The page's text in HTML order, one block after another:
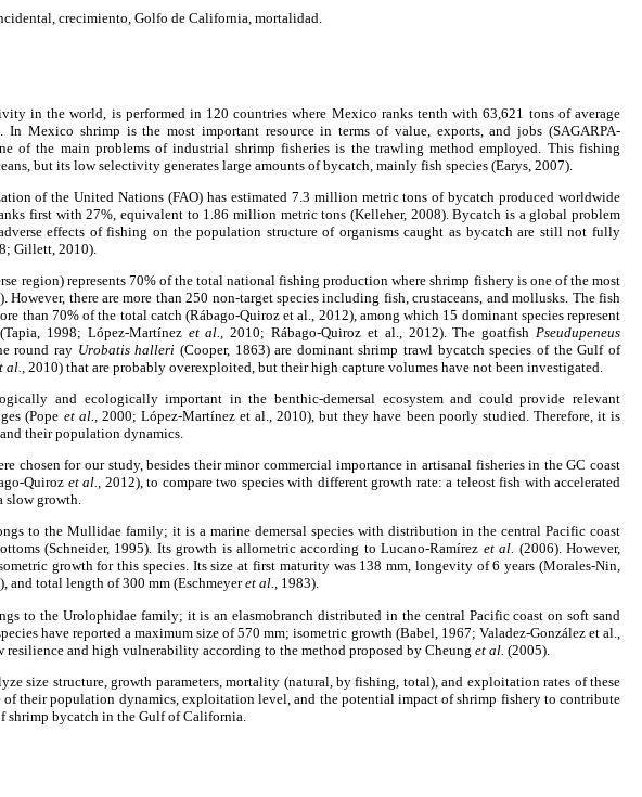
crecimiento, Golfo de California, mortalidad.
in the world, is performed in 120 countries where Mexico ranks tenth with 63,621 tons of average
In Mexico shrimp is the most important resource in terms of value, exports, and jobs (SAGARPA-
of the main problems of industrial shrimp fisheries is the trawling method employed. This fishing
but its low selectivity generates large amounts of bycatch, mainly fish species (Earys, 2007).
of the United Nations (FAO) has estimated 7.3 million metric tons of bycatch produced worldwide
first with 27%, equivalent to 1.86 million metric tons (Kelleher, 2008). Bycatch is a global problem
effects of fishing on the population structure of organisms caught as bycatch are still not fully
Gillett, 2010).
region) represents 70% of the total national fishing production where shrimp fishery is one of the most
However, there are more than 250 non-target species including fish, crustaceans, and mollusks. The fish
than 70% of the total catch (Rábago-Quiroz et al., 2012), among which 15 dominant species represent
1998; López-Martínez et al., 2010; Rábago-Quiroz et al., 2012). The goatfish Pseudupeneus
round ray Urobatis halleri (Cooper, 1863) are dominant shrimp trawl bycatch species of the Gulf of
al., 2010) that are probably overexploited, but their high capture volumes have not been investigated.
and ecologically important in the benthic-demersal ecosystem and could provide relevant
(Pope et al.,2000; López-Martínez et al., 2010), but they have been poorly studied. Therefore, it is
their population dynamics.
chosen for our study, besides their minor commercial importance in artisanal fisheries in the GC coast
Quiroz et al., 2012), to compare two species with different growth rate: a teleost fish with accelerated
slow growth.
to the Mullidae family; it is a marine demersal species with distribution in the central Pacific coast
(Schneider, 1995). Its growth is allometric according to Lucano-Ramírez et al. (2006). However,
growth for this species. Its size at first maturity was 138 mm, longevity of 6 years (Morales-Nin,
and total length of 300 mm (Eschmeyeret al., 1983).
to the Urolophidae family; it is an elasmobranch distributed in the central Pacific coast on soft sand
have reported a maximum size of 570 mm; isometric growth (Babel, 1967; Valadez-González et al.,
and high vulnerability according to the method proposed by Cheung et al. (2005).
size structure, growth parameters, mortality (natural, by fishing, total), and exploitation rates of these
of their population dynamics, exploitation level, and the potential impact of shrimp fishery to contribute
shrimp bycatch in the Gulf of California.